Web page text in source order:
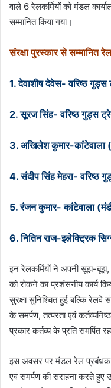
वाले 6 रेलकर्मियों को मंडल
सम्मानित किया गया।
संरक्षा पुरस्कार से सम्मानित
1. देवाशीष देवेस- वरिष्ठ
2. सूरज सिंह- वरिष्ठ गुड्स
3. अखिलेश कुमार-कांटेवाला
4. संदीप सिंह मेहरा- वरिष्ठ
5. रंजन कुमार- कांटेवाला
6. नितिन राज-इलेक्ट्रिक
इन रेलकर्मियों ने अपनी सूझ-बूझ,
को रोकने का प्रशंसनीय कार्य
सुरक्षा सुनिश्चित हुई बल्कि रेलवे
के समर्पण, तत्परता एवं
प्रकार कर्तव्य के प्रति समर्पित
इस अवसर पर मंडल रेल प्रबंधक
एवं समर्पण की सराहना करते हुए